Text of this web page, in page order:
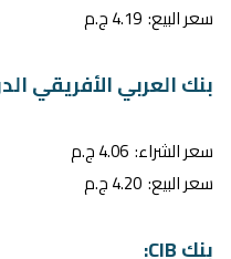
سعر البيع: 4.19 ج.م
بنك العربي الأفريقي
سعر الشراء: 4.06 ج.م
سعر البيع: 4.20 ج.م
بنك CIB: